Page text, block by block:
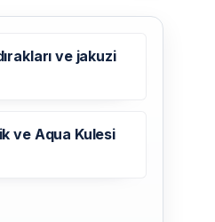
ve jakuzi
ve Aqua Kulesi